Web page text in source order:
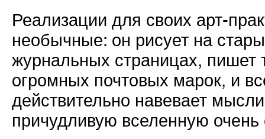
Реализации для своих арт-
необычные: он рисует на
журнальных страницах, пишет
огромных почтовых марок, и
действительно навевает
причудливую вселенную